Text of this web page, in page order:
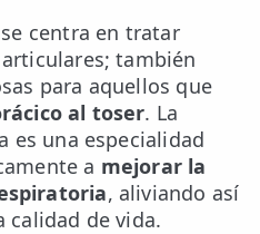
centra en tratar
también
para aquellos que
al toser. La
es una especialidad
a mejorar la
, aliviando así
calidad de vida.